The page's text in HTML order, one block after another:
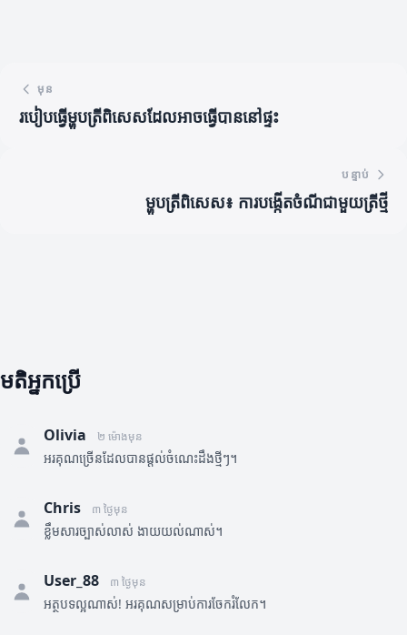
មុន
របៀបធ្វើម្ហូបត្រីពិសេសដែលអាចធ្វើបាននៅផ្ទះ
បន្ទាប់
ម្ហូបត្រីពិសេស៖ ការបង្កើតចំណីជាមួយត្រីថ្មី
មតិអ្នកប្រើ
Olivia ២ ម៉ោងមុន
អរគុណច្រើនដែលបានផ្តល់ចំណេះដឹងថ្មីៗ។
Chris ៣ ថ្ងៃមុន
ខ្លឹមសារច្បាស់លាស់ ងាយយល់ណាស់។
User_88 ៣ ថ្ងៃមុន
អត្ថបទល្អណាស់! អរគុណសម្រាប់ការចែករំលែក។